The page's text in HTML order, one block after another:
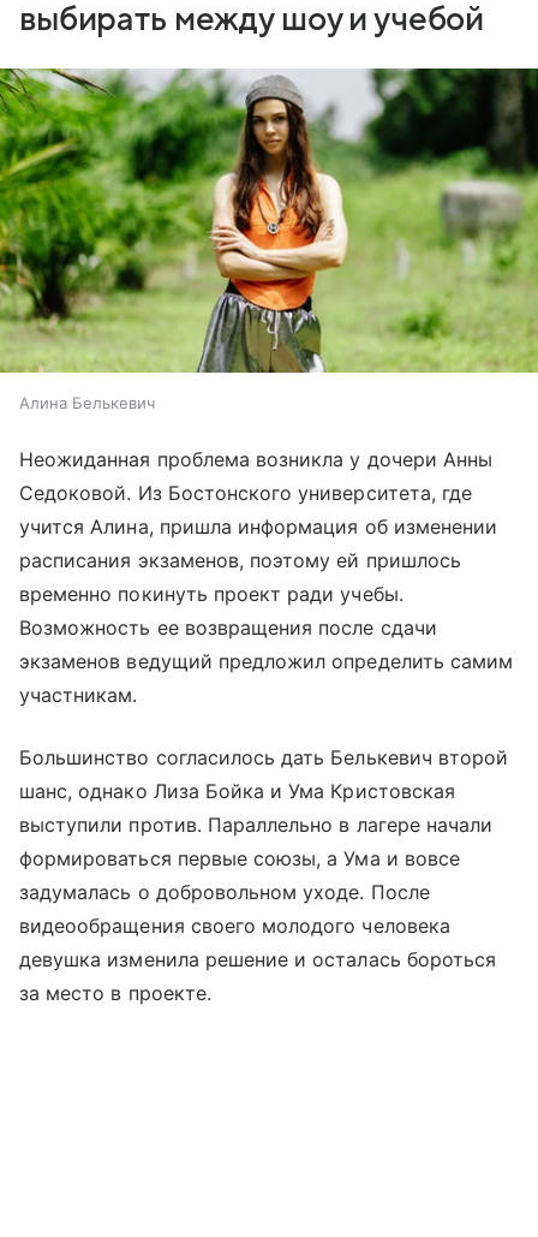
выбирать между шоу и учебой
Алина Белькевич
Неожиданная проблема возникла у дочери Анны
Седоковой. Из Бостонского университета, где
учится Алина, пришла информация об изменении
расписания экзаменов, поэтому ей пришлось
временно покинуть проект ради учебы.
Возможность ее возвращения после сдачи
экзаменов ведущий предложил определить самим
участникам.
Большинство согласилось дать Белькевич второй
шанс, однако Лиза Бойка и Ума Кристовская
выступили против. Параллельно в лагере начали
формироваться первые союзы, а Ума и вовсе
задумалась о добровольном уходе. После
видеообращения своего молодого человека
девушка изменила решение и осталась бороться
за место в проекте.